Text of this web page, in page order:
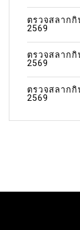
ตรวจสลาก
2569
ตรวจสลาก
2569
ตรวจสลาก
2569